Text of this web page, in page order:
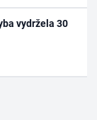
vydržela 30